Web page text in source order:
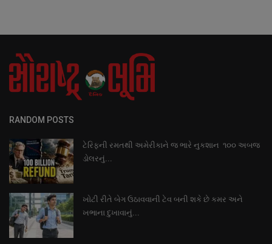
RANDOM POSTS
ટેરિફની રમતથી અમેરીકાને જ ભારે નુકશાન ૧૦૦ અબજ
ડોલરનું...
ખોટી રીતે બેગ ઉઠાવવાની ટેવ બની શકે છે કમર અને
ખભાના દુખાવાનું...